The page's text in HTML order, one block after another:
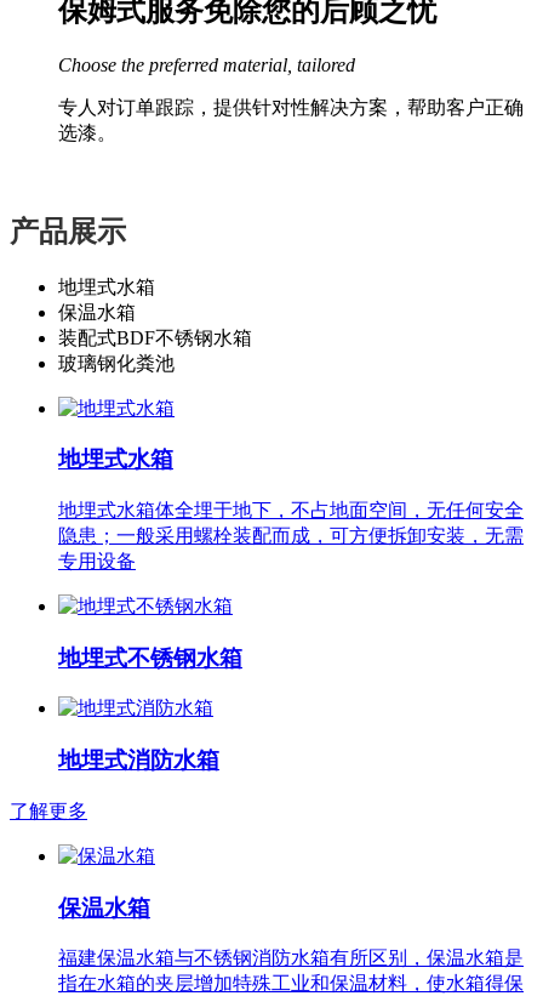
保姆式服务免除您的后顾之忧
Choose the preferred material, tailored
专人对订单跟踪，提供针对性解决方案，帮助客户正确
选漆。
产品展示
地埋式水箱
保温水箱
装配式BDF不锈钢水箱
玻璃钢化粪池
地埋式水箱
地埋式水箱体全埋于地下，不占地面空间，无任何安全
隐患；一般采用螺栓装配而成，可方便拆卸安装，无需
专用设备
地埋式不锈钢水箱
地埋式消防水箱
了解更多
保温水箱
福建保温水箱与不锈钢消防水箱有所区别，保温水箱是
指在水箱的夹层增加特殊工业和保温材料，使水箱得保